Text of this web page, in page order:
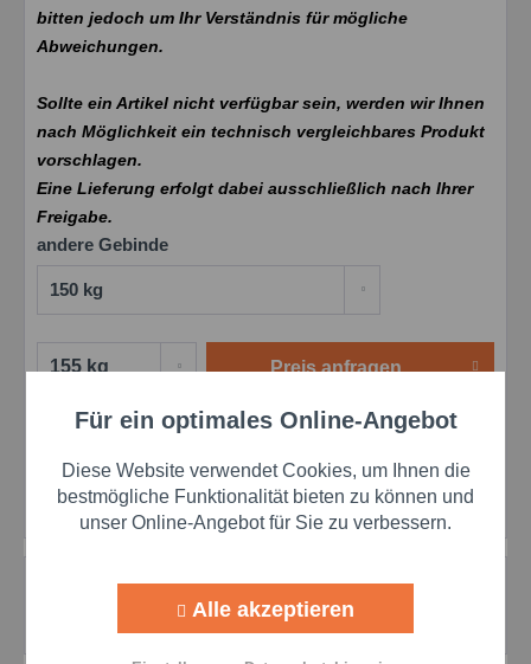
bitten jedoch um Ihr Verständnis für mögliche
Abweichungen.
Sollte ein Artikel nicht verfügbar sein, werden wir Ihnen
nach Möglichkeit ein technisch vergleichbares Produkt
vorschlagen.
Eine Lieferung erfolgt dabei ausschließlich nach Ihrer
Freigabe.
andere Gebinde
Preis anfragen
Merken Bewerten
Artikel-Nr.:
hoe102426020003
Herstellernr.:
102426020003
Beschreibung
Isoparaffin 155/180 - Vielseitiges Lösungsmittel für
herausragende Leistung Isoparaffin...mehr
Funktionale Aktiv
Marketing Aktiv
Personalisierung Aktiv
Für ein optimales Online-Angebot
Diese Website verwendet Cookies, um Ihnen die
bestmögliche Funktionalität bieten zu können und
unser Online-Angebot für Sie zu verbessern.
Alle akzeptieren